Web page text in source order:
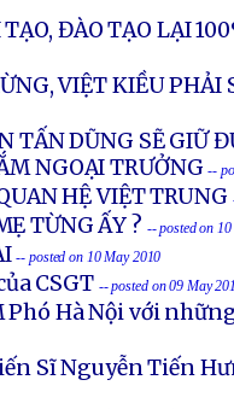
ĐÀO TẠO LẠI
VIỆT KIỀU PHẢI
TẤN DŨNG SẼ GIỮ
NGOẠI TRƯỞNG --
HỆ VIỆT TRUNG
TỪNG ẤY ? -- posted on
-- posted on 10 May 2010
CSGT -- posted on 09 May
Phó Hà Nội với
Sĩ Nguyễn Tiến